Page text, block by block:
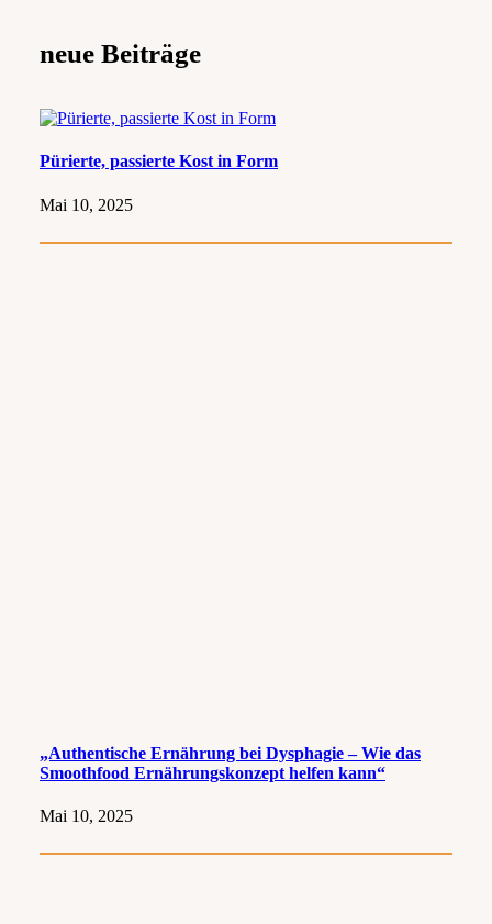
neue Beiträge
Pürierte, passierte Kost in Form
Mai 10, 2025
„Authentische Ernährung bei Dysphagie – Wie das
Smoothfood Ernährungskonzept helfen kann“
Mai 10, 2025